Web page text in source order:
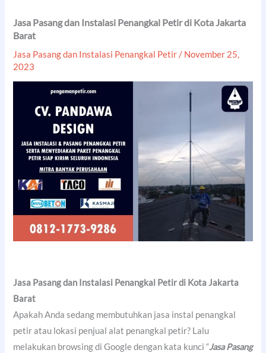
Jasa Pasang dan Instalasi Penangkal Petir di Kota Jakarta
Barat
Jasa Pasang dan Instalasi Penangkal Petir / November 25,
2023
Jasa Pasang dan Instalasi Penangkal Petir di Kota Jakarta
Barat
Apakah Anda sedang membutuhkan jasa instal penangkal
petir atau lokasi penjual alat penangkal petir? Lalu
melakukan browsing di Google dengan kata kunci “Jasa Pasang